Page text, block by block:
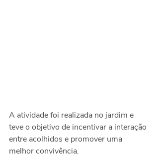
A atividade foi realizada no jardim e
teve o objetivo de incentivar a interação
entre acolhidos e promover uma
melhor convivência.